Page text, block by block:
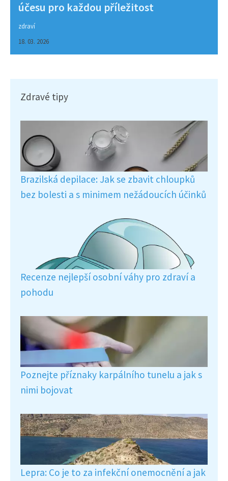
účesu pro každou příležitost
zdraví
18. 03. 2026
Zdravé tipy
Brazilská depilace: Jak se zbavit chloupků
bez bolesti a s minimem nežádoucích účinků
Recenze nejlepší osobní váhy pro zdraví a
pohodu
Poznejte příznaky karpálního tunelu a jak s
nimi bojovat
Lepra: Co je to za infekční onemocnění a jak